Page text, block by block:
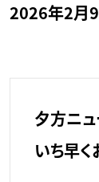
2026年2月
夕方ニ
いち早く